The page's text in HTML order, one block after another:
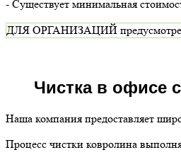
- Существует минимальная
ДЛЯ ОРГАНИЗАЦИЙ предусмотрены
Чистка в офисе
Наша компания предоставляет
Процесс чистки ковролина